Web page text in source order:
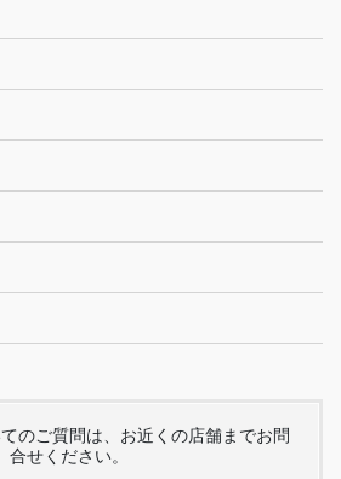
のご質問は、お近くの店舗までお問
合せください。